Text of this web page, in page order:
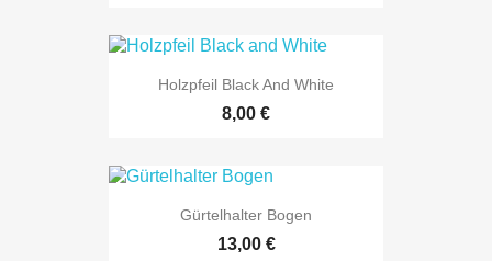
Holzpfeil Black And White
8,00 €
Gürtelhalter Bogen
13,00 €